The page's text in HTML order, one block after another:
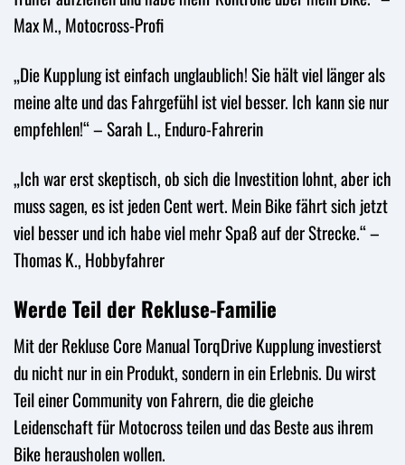
Max M., Motocross-Profi
„Die Kupplung ist einfach unglaublich! Sie hält viel länger als
meine alte und das Fahrgefühl ist viel besser. Ich kann sie nur
empfehlen!“ – Sarah L., Enduro-Fahrerin
„Ich war erst skeptisch, ob sich die Investition lohnt, aber ich
muss sagen, es ist jeden Cent wert. Mein Bike fährt sich jetzt
viel besser und ich habe viel mehr Spaß auf der Strecke.“ –
Thomas K., Hobbyfahrer
Werde Teil der Rekluse-Familie
Mit der Rekluse Core Manual TorqDrive Kupplung investierst
du nicht nur in ein Produkt, sondern in ein Erlebnis. Du wirst
Teil einer Community von Fahrern, die die gleiche
Leidenschaft für Motocross teilen und das Beste aus ihrem
Bike herausholen wollen.